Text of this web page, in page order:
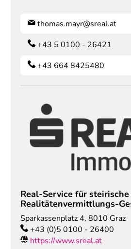
thomas.mayr@sreal.at
+43 5 0100 - 26421
+43 664 8425480
Real-Service für steirische
Realitätenvermittlungs-
Sparkassenplatz 4,8010 Graz
+43 (0)5 0100 - 26400
https://www.sreal.at